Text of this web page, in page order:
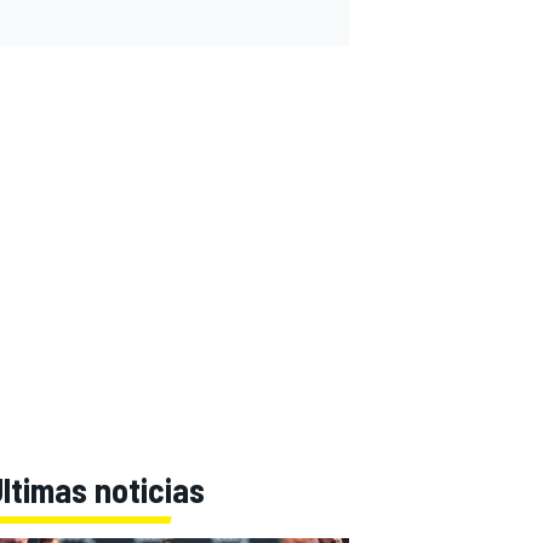
noticias